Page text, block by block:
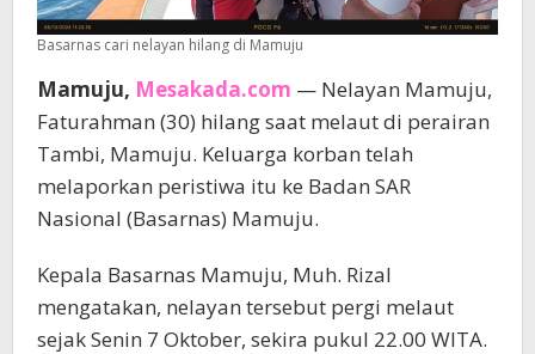
Basarnas cari nelayan hilang di Mamuju
Mamuju, Mesakada.com — Nelayan Mamuju,
Faturahman (30) hilang saat melaut di perairan
Tambi, Mamuju. Keluarga korban telah
melaporkan peristiwa itu ke Badan SAR
Nasional (Basarnas) Mamuju.
Kepala Basarnas Mamuju, Muh. Rizal
mengatakan, nelayan tersebut pergi melaut
sejak Senin 7 Oktober, sekira pukul 22.00 WITA.